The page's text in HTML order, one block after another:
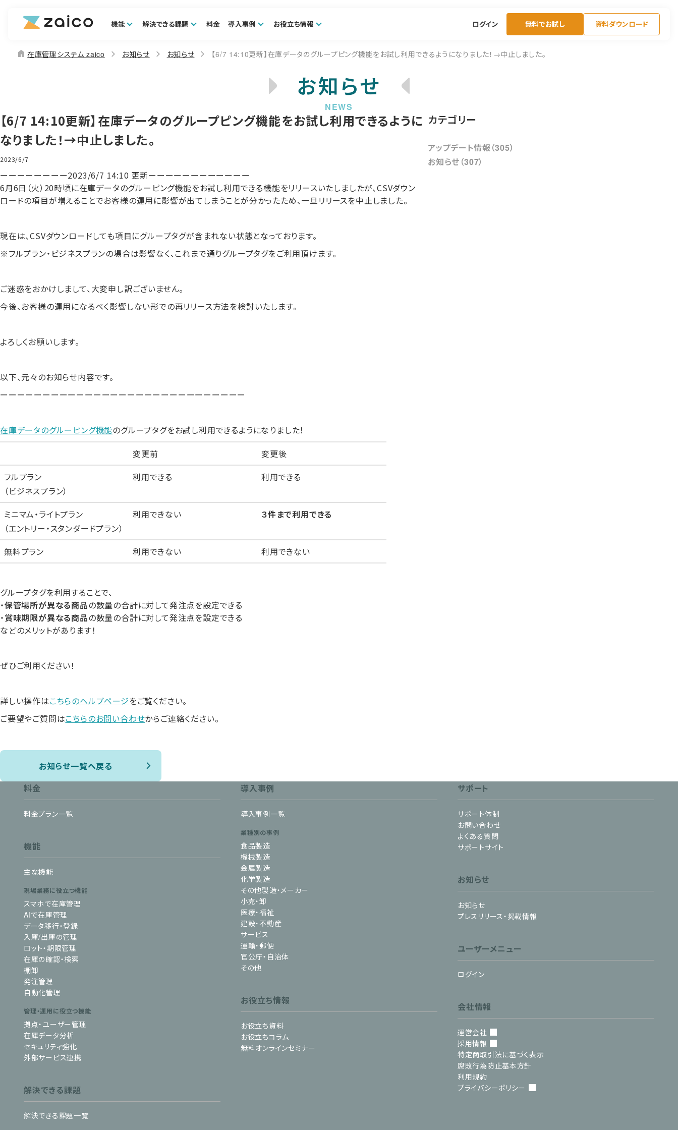
機能 解決できる課題 料金 導入事例 お役立ち情報 ログイン 無料でお試し 資料ダウンロード
home 在庫管理システム zaico お知らせ お知らせ 【6/7 14:10更新】在庫データのグループピング機能をお試し利用できるようになりました！→中止しました。
お知らせ
【6/7 14:10更新】在庫データのグループピング機能をお試し利用できるように
なりました！→中止しました。
2023/6/7
ーーーーーーーー2023/6/7 14:10 更新ーーーーーーーーーーーー
6月6日（火）20時頃に在庫データのグルーピング機能をお試し利用できる機能をリリースいたしましたが、CSVダウン
ロードの項目が増えることでお客様の運用に影響が出てしまうことが分かったため、一旦リリースを中止しました。
現在は、CSVダウンロードしても項目にグループタグが含まれない状態となっております。
※フルプラン・ビジネスプランの場合は影響なく、これまで通りグループタグをご利用頂けます。
ご迷惑をおかけしまして、大変申し訳ございません。
今後、お客様の運用になるべく影響しない形での再リリース方法を検討いたします。
よろしくお願いします。
以下、元々のお知らせ内容です。
ーーーーーーーーーーーーーーーーーーーーーーーーーーーーー
在庫データのグルーピング機能のグループタグをお試し利用できるようになりました！
変更前
変更後
フルプラン
（ビジネスプラン）
利用できる 利用できる
ミニマム・ライトプラン
（エントリー・スタンダードプラン）
利用できない ３件まで利用できる
無料プラン 利用できない 利用できない
グループタグを利用することで、
・保管場所が異なる商品の数量の合計に対して発注点を設定できる
・賞味期限が異なる商品の数量の合計に対して発注点を設定できる
などのメリットがあります！
ぜひご利用ください！
詳しい操作はこちらのヘルプページをご覧ください。
ご要望やご質問はこちらのお問い合わせからご連絡ください。
お知らせ一覧へ戻る
カテゴリー
アップデート情報（305）
お知らせ（307）
料金
料金プラン一覧
機能
主な機能
現場業務に役立つ機能
スマホで在庫管理
AIで在庫管理
データ移行・登録
入庫/出庫の管理
ロット・期限管理
在庫の確認・検索
棚卸
発注管理
自動化管理
管理・運用に役立つ機能
拠点・ユーザー管理
在庫データ分析
セキュリティ強化
外部サービス連携
解決できる課題
解決できる課題一覧
導入事例
導入事例一覧
業種別の事例
食品製造
機械製造
金属製造
化学製造
その他製造・メーカー
小売・卸
医療・福祉
建設・不動産
サービス
運輸・郵便
官公庁・自治体
その他
お役立ち情報
お役立ち資料
お役立ちコラム
無料オンラインセミナー
サポート
サポート体制
お問い合わせ
よくある質問
サポートサイト
お知らせ
お知らせ
プレスリリース・掲載情報
ユーザーメニュー
ログイン
会社情報
運営会社
採用情報
特定商取引法に基づく表示
腐敗行為防止基本方針
利用規約
プライバシーポリシー